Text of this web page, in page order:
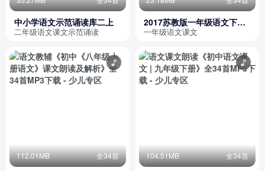
中小学语文示范诵读库二上
二年级语文课文示范诵读
2017苏教版一年级语文下册
课文
一年级语文课文
112.01MB 全34首 104.51MB 全34首